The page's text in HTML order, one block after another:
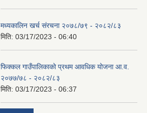
मध्यकालिन खर्च संरचना २०७८/७९ - २०८२/८३
मिति: 03/17/2023 - 06:40
फिक्कल गाउँपालिकाको प्रथम आवधिक योजना आ.व.
२०७७/७८ - २०८२/८३
मिति: 03/17/2023 - 06:37